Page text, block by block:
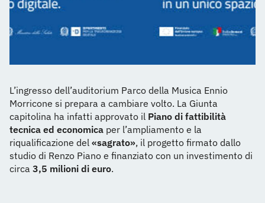
L’ingresso dell’auditorium Parco della Musica Ennio
Morricone si prepara a cambiare volto. La Giunta
capitolina ha infatti approvato il Piano di fattibilità
tecnica ed economica per l’ampliamento e la
riqualificazione del «sagrato», il progetto firmato dallo
studio di Renzo Piano e finanziato con un investimento di
circa 3,5 milioni di euro.